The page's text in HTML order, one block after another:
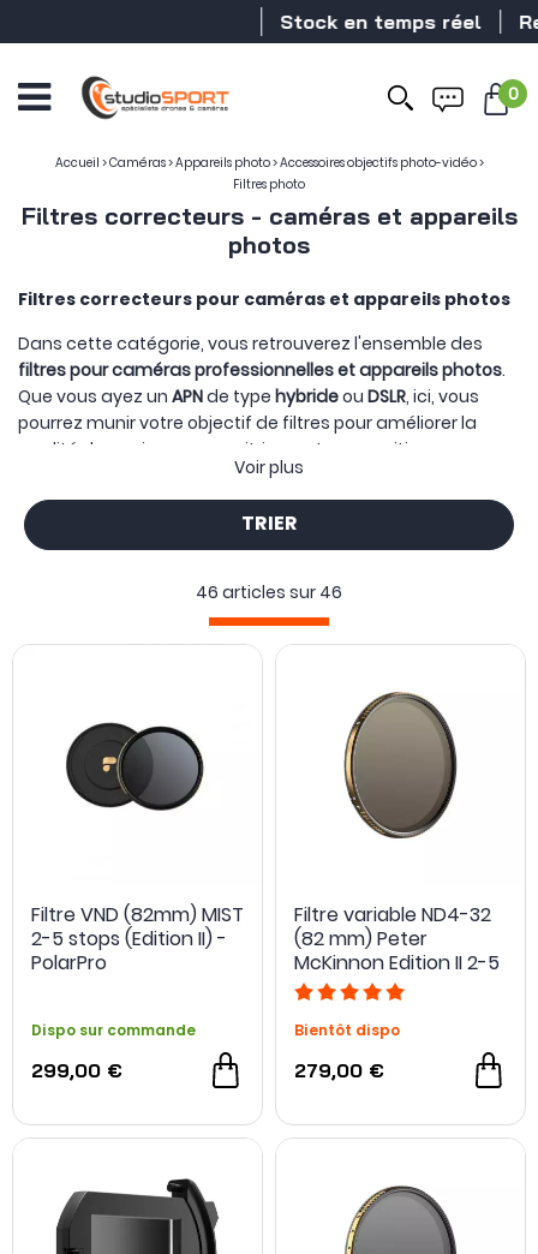
Stock en temps réel
0
Accueil >Caméras>Appareils photo>Accessoires objectifs photo-vidéo>
Filtres photo
Filtres correcteurs - caméras et appareils
photos
Filtres correcteurs pour caméras et appareils photos
Dans cette catégorie, vous retrouverez l'ensemble des
filtres pour caméras professionnelles et appareils photos.
Que vous ayez un APNde type hybrideou DSLR, ici, vous
pourrez munir votre objectif de filtres pour améliorer la
qualité de vos images, maitriser votre exposition ou
appliquer des effets optiques ciblés.
Voir plus
TRIER
46 articles sur 46
Filtre VND (82mm) MIST
2-5 stops (Edition II) -
PolarPro
Dispo sur commande
299,00 €
Filtre variable ND4-32
(82 mm) Peter
McKinnon Edition II 2-5
stops - PolarPro
Bientôt dispo
279,00 €